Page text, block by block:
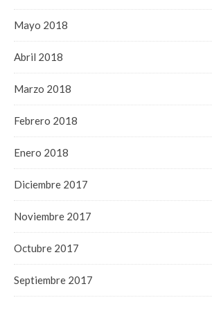
Mayo 2018
Abril 2018
Marzo 2018
Febrero 2018
Enero 2018
Diciembre 2017
Noviembre 2017
Octubre 2017
Septiembre 2017